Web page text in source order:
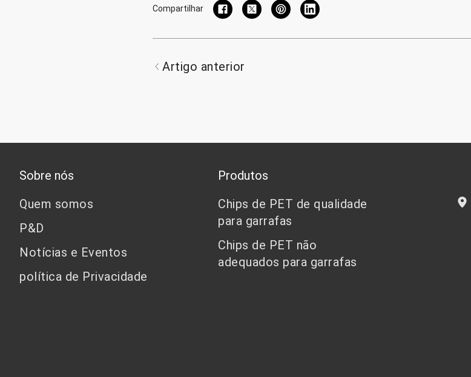
Compartilhar
Artigo anterior
Sobre nós
Quem somos
P&D
Notícias e Eventos
política de Privacidade
Produtos
Chips de PET de qualidade
para garrafas
Chips de PET não
adequados para garrafas